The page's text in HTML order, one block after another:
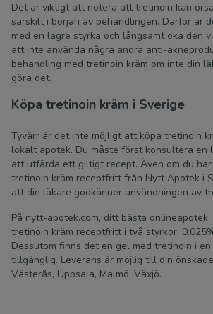
Det är viktigt att notera att tretinoin kan
särskilt i början av behandlingen. Därför är
med en lägre styrka och långsamt öka den
att inte använda några andra anti-
behandling med tretinoin kräm om inte din
göra det.
Köpa tretinoin kräm i Sverige
Tyvärr är det inte möjligt att köpa tretinoin
lokalt apotek. Du måste först konsultera en
att utfärda ett giltigt recept. Även om du
tretinoin kräm receptfritt från Nytt Apotek i
att din läkare godkänner användningen av
På nytt-apotek.com, ditt bästa
tretinoin kräm receptfritt i två styrkor:
Dessutom finns det en gel med tretinoin i
tillgänglig. Leverans är möjlig till din
Västerås, Uppsala, Malmö, Växjö.